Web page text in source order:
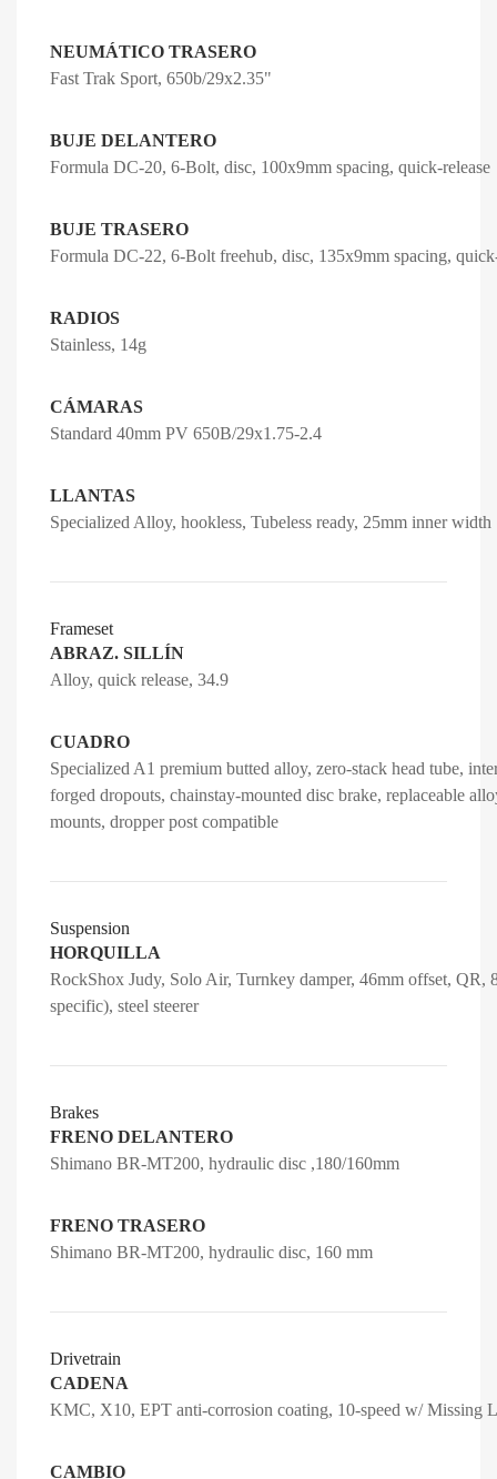
NEUMÁTICO TRASERO
Fast Trak Sport, 650b/29x2.35"
BUJE DELANTERO
Formula DC-20, 6-Bolt, disc, 100x9mm spacing, quick-release
BUJE TRASERO
Formula DC-22, 6-Bolt freehub, disc, 135x9mm spacing,
RADIOS
Stainless, 14g
CÁMARAS
Standard 40mm PV 650B/29x1.75-2.4
LLANTAS
Specialized Alloy, hookless, Tubeless ready, 25mm inner width
Frameset
ABRAZ. SILLÍN
Alloy, quick release, 34.9
CUADRO
Specialized A1 premium butted alloy, zero-stack head tube,
forged dropouts, chainstay-mounted disc brake, replaceable
mounts, dropper post compatible
Suspension
HORQUILLA
RockShox Judy, Solo Air, Turnkey damper, 46mm offset, QR,
specific), steel steerer
Brakes
FRENO DELANTERO
Shimano BR-MT200, hydraulic disc ,180/160mm
FRENO TRASERO
Shimano BR-MT200, hydraulic disc, 160 mm
Drivetrain
CADENA
KMC, X10, EPT anti-corrosion coating, 10-speed w/
CAMBIO